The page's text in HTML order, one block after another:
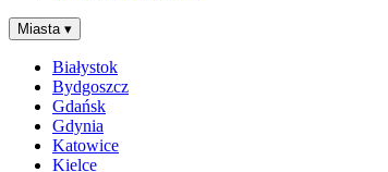
Miasta ▾
Białystok
Bydgoszcz
Gdańsk
Gdynia
Katowice
Kielce